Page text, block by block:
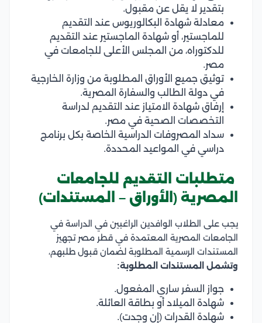
بتقدير لا يقل عن مقبول.
معادلة شهادة البكالوريوس عند التقديم
للماجستير، أو شهادة الماجستير عند التقديم
للدكتوراه، من المجلس الأعلى للجامعات في
مصر.
توثيق جميع الأوراق المطلوبة من وزارة الخارجية
في دولة الطالب والسفارة المصرية.
إرفاق شهادة الامتياز عند التقديم لدراسة
التخصصات الصحية في مصر.
سداد المصروفات الدراسية الخاصة بكل برنامج
دراسي في المواعيد المحددة.
متطلبات التقديم للجامعات
المصرية (الأوراق – المستندات)
يجب على الطلاب الوافدين الراغبين في الدراسة في
الجامعات المصرية المعتمدة في قطر مصر تجهيز
المستندات الرسمية المطلوبة لضمان قبول طلبهم،
وتشمل المستندات المطلوبة:
جواز السفر ساري المفعول.
شهادة الميلاد أو بطاقة العائلة.
شهادة القدرات (إن وجدت).